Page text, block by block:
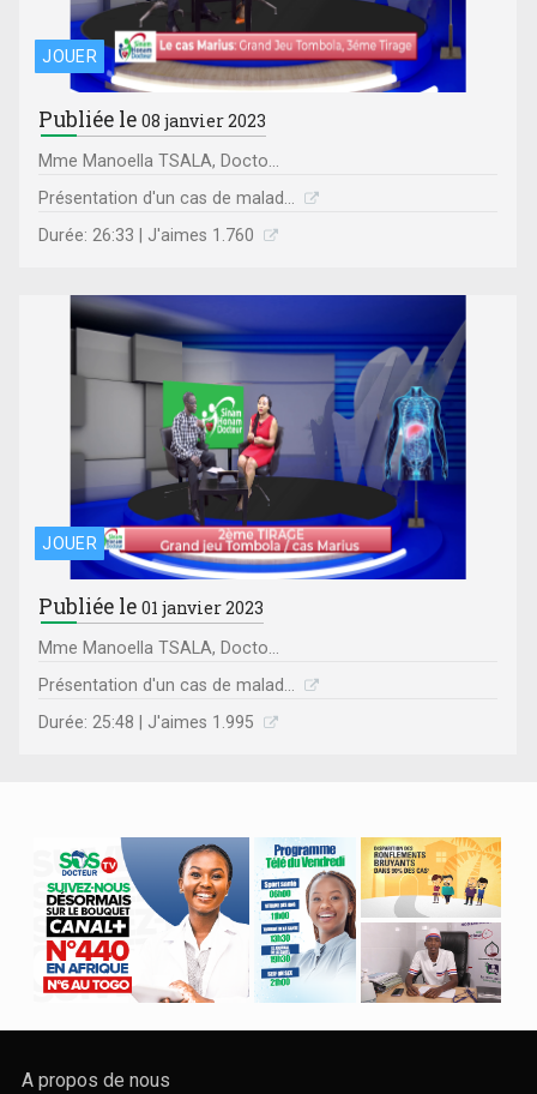
JOUER
Publiée le08 janvier 2023
Mme Manoella TSALA, Docto...
Présentation d'un cas de malad...
Durée: 26:33 | J'aimes 1.760
JOUER
Publiée le01 janvier 2023
Mme Manoella TSALA, Docto...
Présentation d'un cas de malad...
Durée: 25:48 | J'aimes 1.995
A propos de nous